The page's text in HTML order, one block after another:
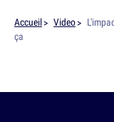
Accueil Video
ça